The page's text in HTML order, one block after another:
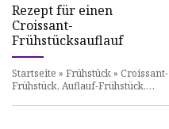
Rezept für einen
Croissant-
Frühstücksauflauf
Startseite » Frühstück » Croissant-
Frühstück, Auflauf-Frühstück.